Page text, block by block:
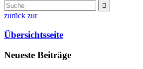
zurück zur
Übersichtsseite
Neueste Beiträge